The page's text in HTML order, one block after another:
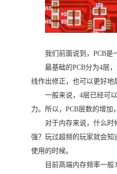
我们前面说到，PCB是
最基础的PCB分为4层
线作出修正，也可以更好地
一般来说，4层已经可
力。所以，PCB层数的增
对于内存来说，什么时
强？玩过超频的玩家就会
使用的时候。
目前高端内存频率一般